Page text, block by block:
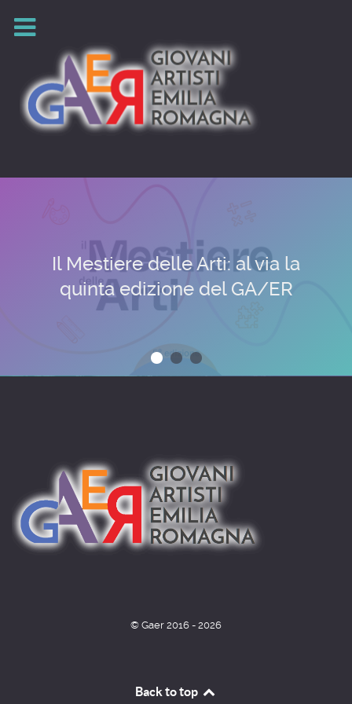
Il Mestiere delle Arti: al via la
quinta edizione del GA/ER
© Gaer 2016 - 2026
Back to top